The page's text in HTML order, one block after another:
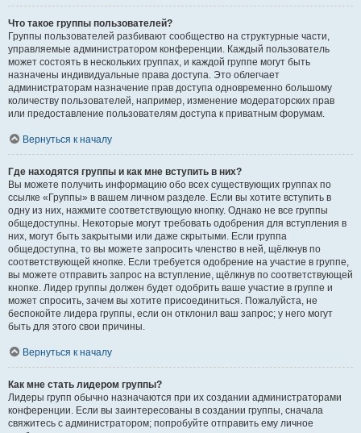
Что такое группы пользователей?
Группы пользователей разбивают сообщество на структурные части,
управляемые администратором конференции. Каждый пользователь
может состоять в нескольких группах, и каждой группе могут быть
назначены индивидуальные права доступа. Это облегчает
администраторам назначение прав доступа одновременно большому
количеству пользователей, например, изменение модераторских прав
или предоставление пользователям доступа к приватным форумам.
Вернуться к началу
Где находятся группы и как мне вступить в них?
Вы можете получить информацию обо всех существующих группах по
ссылке «Группы» в вашем личном разделе. Если вы хотите вступить в
одну из них, нажмите соответствующую кнопку. Однако не все группы
общедоступны. Некоторые могут требовать одобрения для вступления в
них, могут быть закрытыми или даже скрытыми. Если группа
общедоступна, то вы можете запросить членство в ней, щёлкнув по
соответствующей кнопке. Если требуется одобрение на участие в группе,
вы можете отправить запрос на вступление, щёлкнув по соответствующей
кнопке. Лидер группы должен будет одобрить ваше участие в группе и
может спросить, зачем вы хотите присоединиться. Пожалуйста, не
беспокойте лидера группы, если он отклонил ваш запрос; у него могут
быть для этого свои причины.
Вернуться к началу
Как мне стать лидером группы?
Лидеры групп обычно назначаются при их создании администраторами
конференции. Если вы заинтересованы в создании группы, сначала
свяжитесь с администратором; попробуйте отправить ему личное